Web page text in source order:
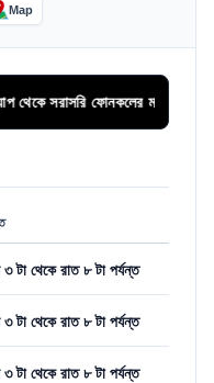
Map
সরাসরি ফোনকলের মাধ্যমে অথবা
৩ টা থেকে রাত ৮ টা পর্যন্ত
৩ টা থেকে রাত ৮ টা পর্যন্ত
৩ টা থেকে রাত ৮ টা পর্যন্ত